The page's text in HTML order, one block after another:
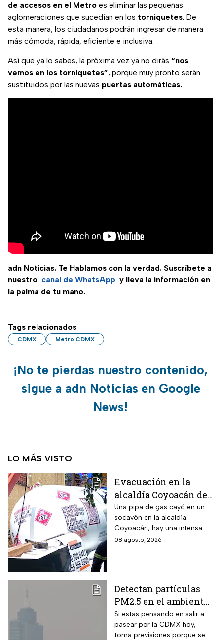
de accesos en el Metro es eliminar las pequeñas
aglomeraciones que sucedían en los torniquetes. De
esta manera, los ciudadanos podrán ingresar de manera
más cómoda, rápida, eficiente e inclusiva.
Así que ya lo sabes, la próxima vez ya no dirás “nos
vemos en los torniquetes”, porque muy pronto serán
sustituidos por las nuevas puertas automáticas.
adn Noticias. Te Hablamos con la verdad. Suscríbete a
nuestro canal de WhatsApp y lleva la información en
la palma de tu mano.
Tags relacionados
CDMX Metro CDMX
¡No te pierdas nuestro contenido,
sigue a adn Noticias en Google
News!
LO MÁS VISTO
Evacuación en la
alcaldía Coyoacán de
CDMX tras caída de
una pipa en un
socavón
Una pipa de gas cayó en un
socavón en la alcaldía
Coyoacán, hay una intensa
movilización de servicios de
08 agosto, 2026
Detectan partículas
PM2.5 en el ambiente;
así esta la calidad del
aire hoy en la CDMX
Si estas pensando en salir a
pasear por la CDMX hoy,
toma previsiones porque se